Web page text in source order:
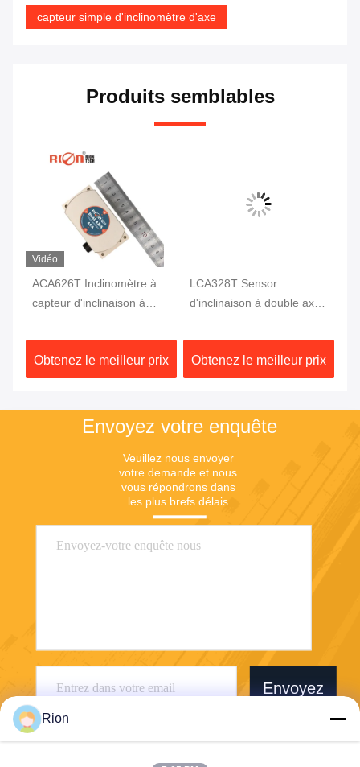
capteur simple d'inclinomètre d'axe
Produits semblables
Vidéo
ACA626T Inclinomètre à
capteur d'inclinaison à
Obtenez le meilleur prix
LCA328T Sensor
d'inclinaison à double axe
numérique d'inclinaison
Obtenez le meilleur prix
Envoyez votre enquête
Veuillez nous envoyer
votre demande et nous
vous répondrons dans
les plus brefs délais.
Envoyez
Rion